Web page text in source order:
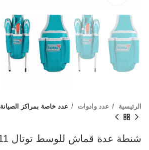
الرئيسية عدد وادوات عدد خاصة بمراكز الصيانة
شنطة عدة قماش للوسط توتال THT16P4011